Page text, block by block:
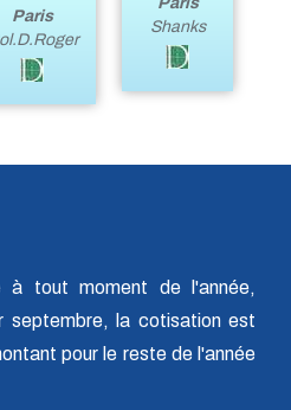
Paris
Shanks
à tout moment de l'année,
septembre, la cotisation est
pour le reste de l'année